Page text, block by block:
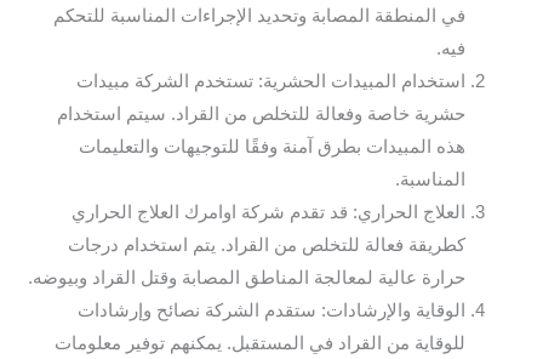
في المنطقة المصابة وتحديد الإجراءات المناسبة للتحكم
فيه.
استخدام المبيدات الحشرية: تستخدم الشركة مبيدات
حشرية خاصة وفعالة للتخلص من القراد. سيتم استخدام
هذه المبيدات بطرق آمنة وفقًا للتوجيهات والتعليمات
المناسبة.
العلاج الحراري: قد تقدم شركة اوامرك العلاج الحراري
كطريقة فعالة للتخلص من القراد. يتم استخدام درجات
حرارة عالية لمعالجة المناطق المصابة وقتل القراد وبيوضه.
الوقاية والإرشادات: ستقدم الشركة نصائح وإرشادات
للوقاية من القراد في المستقبل. يمكنهم توفير معلومات